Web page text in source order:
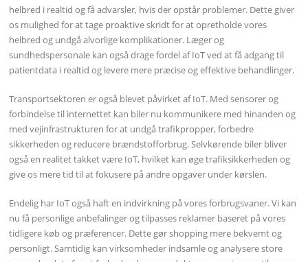
helbred i realtid og få advarsler, hvis der opstår problemer. Dette giver
os mulighed for at tage proaktive skridt for at opretholde vores
helbred og undgå alvorlige komplikationer. Læger og
sundhedspersonale kan også drage fordel af IoT ved at få adgang til
patientdata i realtid og levere mere præcise og effektive behandlinger.
Transportsektoren er også blevet påvirket af IoT. Med sensorer og
forbindelse til internettet kan biler nu kommunikere med hinanden og
med vejinfrastrukturen for at undgå trafikpropper, forbedre
sikkerheden og reducere brændstofforbrug. Selvkørende biler bliver
også en realitet takket være IoT, hvilket kan øge trafiksikkerheden og
give os mere tid til at fokusere på andre opgaver under kørslen.
Endelig har IoT også haft en indvirkning på vores forbrugsvaner. Vi kan
nu få personlige anbefalinger og tilpasses reklamer baseret på vores
tidligere køb og præferencer. Dette gør shopping mere bekvemt og
personligt. Samtidig kan virksomheder indsamle og analysere store